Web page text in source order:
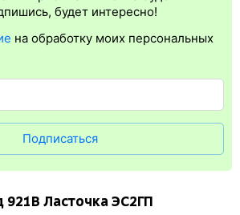
Её преимущество в том, что
доступна почти для всех заказов,
поезда
А в случае отсутствия электронной
посадочного купона.
будет интересно!
на обработку моих персональных
Подписаться
921В Ласточка ЭС2ГП